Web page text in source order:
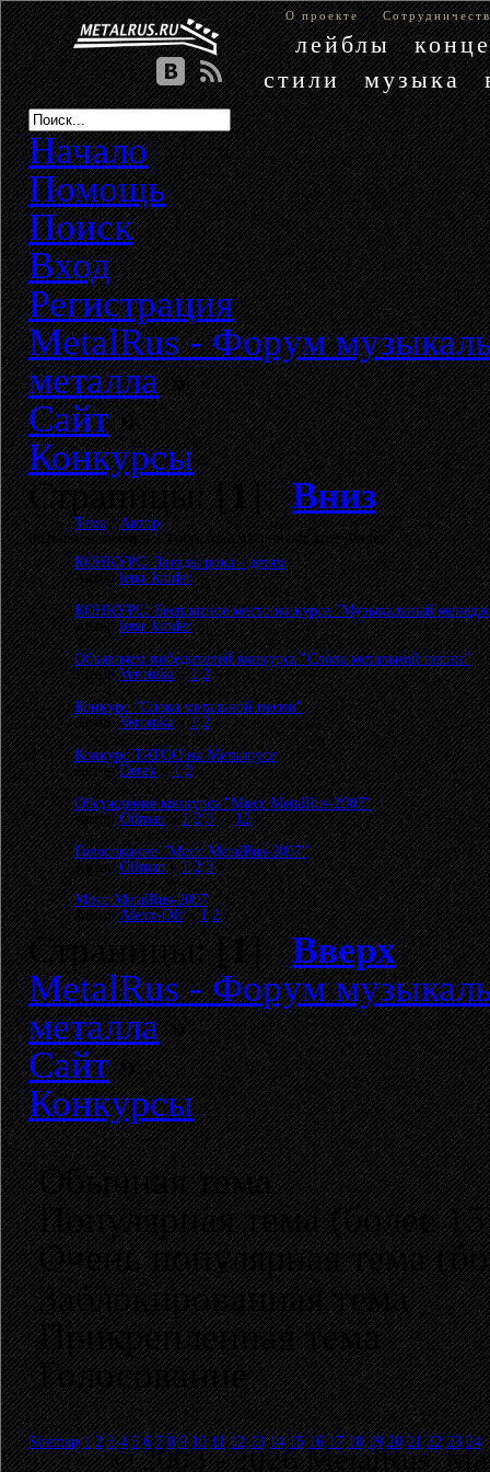
О проекте
лейблы
стили
музыка
Начало
Помощь
Поиск
Вход
Регистрация
MetalRus - Форум
металла»
Сайт»
Конкурсы
Страницы: [1]Вниз
Тема/Автор
0 Пользователей и 1 Гость просматривают этот раздел.
КОНКУРС: Звезды рока - детям
Авторlena_kinder
КОНКУРС: Бесплатное место на курсе "Музыкальный
Авторlena_kinder
Объявляем победителей конкурса "Слова метальной песни"
АвторVeronika «1 2»
Конкурс "Слова метальной песни"
АвторVeronika «1 2»
Конкурс TATOO на Металрусе
АвторDerek «1 2»
Обсуждение конкурса "Мисс MetalRus-2007"
АвторOilman «1 2 3 ...12»
Голосование "Мисс MetalRus-2007"
АвторOilman «1 2 3»
Мисс MetalRus-2007
АвторAlexx-Off «1 2»
Страницы: [1]Вверх
MetalRus - Форум
металла»
Сайт»
Конкурсы
Обычная тема
Популярная тема (более 15
Очень популярная тема
Заблокированная тема
Прикрепленная тема
Голосование
Sitemap 1 2 3 4 5 6 7 8 9 10 11 12 13 14 15 16 17 18 19 20 21 22 23 24
© 2003 - 2026 MetalRus.